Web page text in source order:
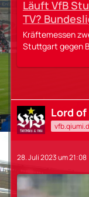
Läuft VfB
TV?
Kräftemessen
Stuttgart gegen
Lord
28. Juli 2023 um 21:08